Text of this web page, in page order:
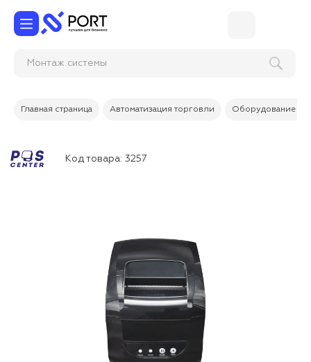
Монтаж
Главная страница Автоматизация торговли Оборудование
Код товара: 3257